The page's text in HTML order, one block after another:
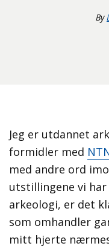
By
Jeg er utdannet
formidler med
med andre ord
utstillingene vi
arkeologi, er det
som omhandler
mitt hjerte